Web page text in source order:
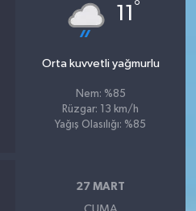
11 °
Orta kuvvetli yağmurlu
Nem: %85
Rüzgar: 13 km/h
Yağış Olasılığı: %85
27 MART